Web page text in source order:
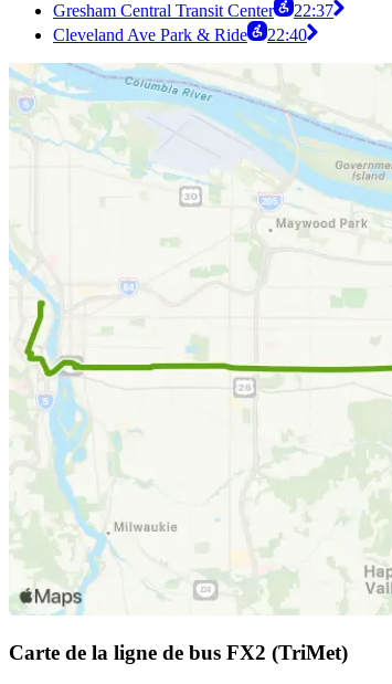
Gresham Central Transit Center
22:37
Cleveland Ave Park & Ride
22:40
Carte de la ligne de bus FX2 (TriMet)